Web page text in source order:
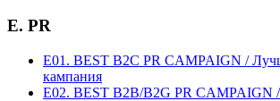
E. PR
E01. BEST B2C PR CAMPAIGN /
кампания
E02. BEST B2B/B2G PR CAMPAIGN